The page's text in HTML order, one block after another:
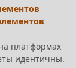
платформах
идентичны.